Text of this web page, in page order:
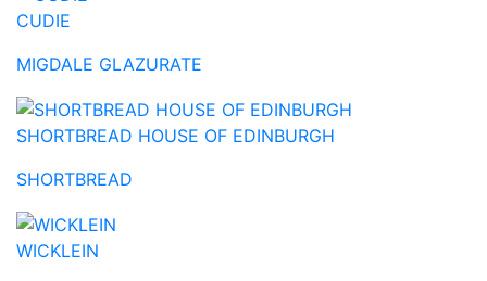
CUDIE
MIGDALE GLAZURATE
SHORTBREAD HOUSE OF EDINBURGH
SHORTBREAD
WICKLEIN